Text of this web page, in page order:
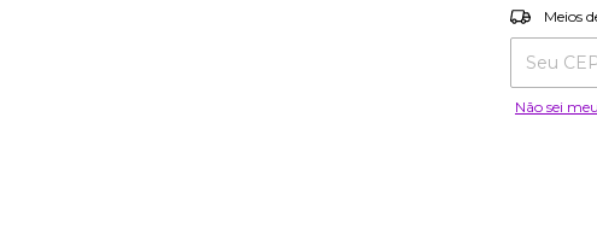
Entregas
Meios
Não sei